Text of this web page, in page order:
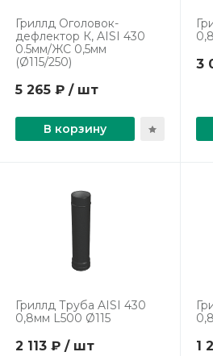
Гриллд Оголовок-
дефлектор К, AISI 430
0.5мм/ЖС 0,5мм
(Ø115/250)
5 265 ₽ / шт
В корзину
3
Гриллд Труба AISI 430
0,8мм L500 Ø115
2 113 ₽ / шт 1